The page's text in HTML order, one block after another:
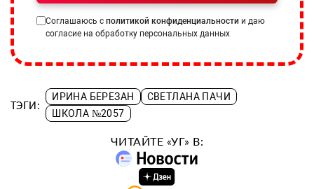
Соглашаюсь с политикой конфиденциальности и даю
согласие на обработку персональных данных
ТЭГИ:
ИРИНА БЕРЕЗАН
СВЕТЛАНА ПАЧИ
ШКОЛА №2057
ЧИТАЙТЕ «УГ» В: